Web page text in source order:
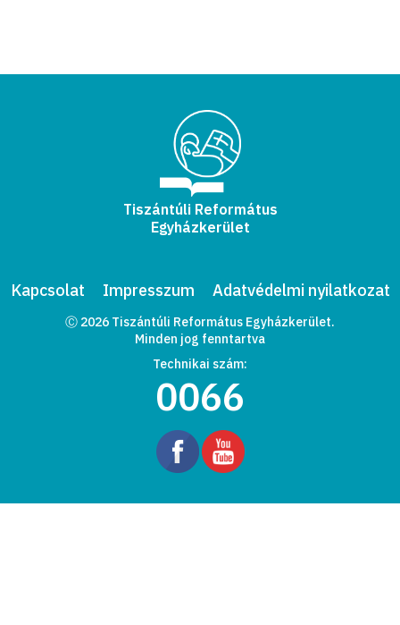
Tiszántúli Református
Egyházkerület
Kapcsolat Impresszum Adatvédelmi nyilatkozat
Ⓒ 2026 Tiszántúli Református Egyházkerület.
Minden jog fenntartva
Technikai szám:
0066